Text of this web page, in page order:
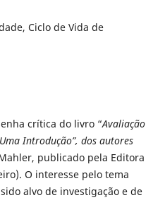
Ciclo de Vida de
crítica do livro “Avaliação
Introdução”, dos autores
publicado pela Editora
O interesse pelo tema
alvo de investigação e de